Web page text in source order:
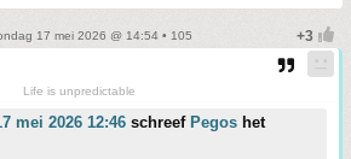
17 mei 2026 @ 14:54 • 105
Life is unpredictable
mei 2026 12:46 schreef Pegos het